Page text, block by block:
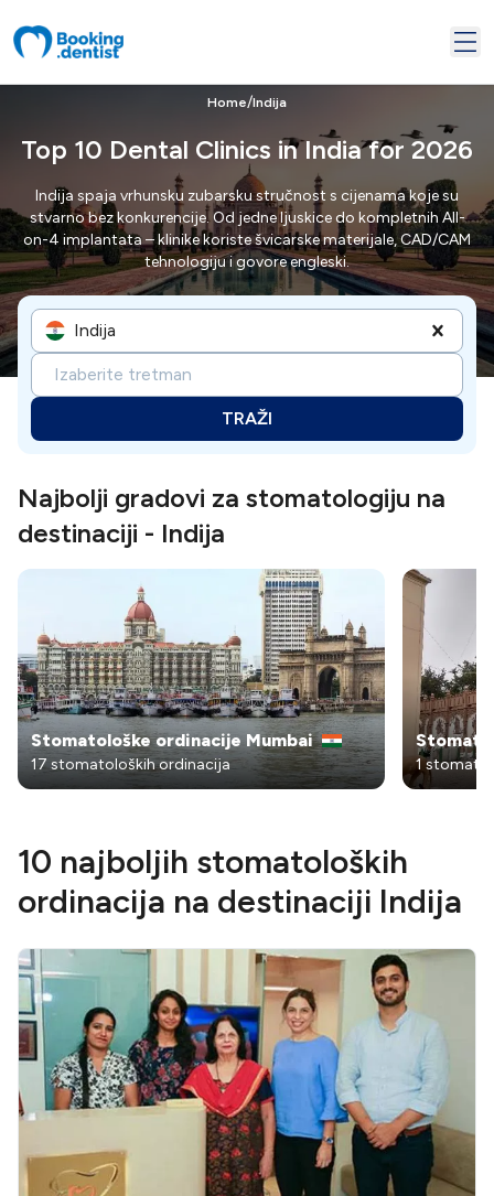
Home/Indija
Top 10 Dental Clinics in India for 2026
Indija spaja vrhunsku zubarsku stručnost s cijenama koje su
stvarno bez konkurencije. Od jedne ljuskice do kompletnih All-
on-4 implantata – klinike koriste švicarske materijale, CAD/CAM
tehnologiju i govore engleski.
Indija
Izaberite tretman
TRAŽI
Najbolji gradovi za stomatologiju na
destinaciji - Indija
Stomatološke ordinacije Mumbai
17 stomatoloških ordinacija 1
10 najboljih stomatoloških
ordinacija na destinaciji Indija